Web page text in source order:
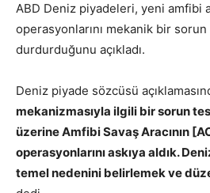
ABD Deniz piyadeleri, yeni amfibi
operasyonlarını mekanik bir
durdurduğunu açıkladı.
Deniz piyade sözcüsü
mekanizmasıyla ilgili bir sorun
üzerineAmfibi Savaş Aracının
operasyonlarını askıya aldık.
temel nedenini belirlemek ve